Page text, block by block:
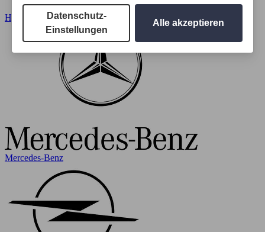
Hyundai
Mercedes-Benz
Datenschutz-
Einstellungen
Alle akzeptieren